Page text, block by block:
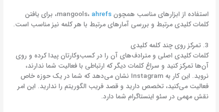
استفاده از ابزارهای مناسب همچون mangools،ahrefs
، برای یافتن
کلمات کلیدی مرتبط و بررسی آمارهای مرتبط با هر کلمه نیز مناسب است.
3. تمرکز روی چند کلمه کلیدی
کلمات کلیدی اصلی و مترادف‌های آن را در کسب‌وکارتان پیدا کرده و روی
آن‌ها تمرکز کنید و سراغ کلمات دیگر که ارتباطی با فعالیت شما ندارند،
نروید. این کار به Instagram نشان می‌دهد که شما در یک حوزه خاص
فعالیت می‌کنید، تخصص دارید و قصد فریب الگوریتم را ندارید. این امر
نقش مهمی در سئو اینستاگرام شما دارد.